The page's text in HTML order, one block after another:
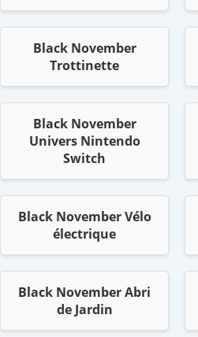
Black November
Trottinette
Black November
Univers Nintendo
Switch
Black November Vélo
électrique
Black November Abri
de Jardin